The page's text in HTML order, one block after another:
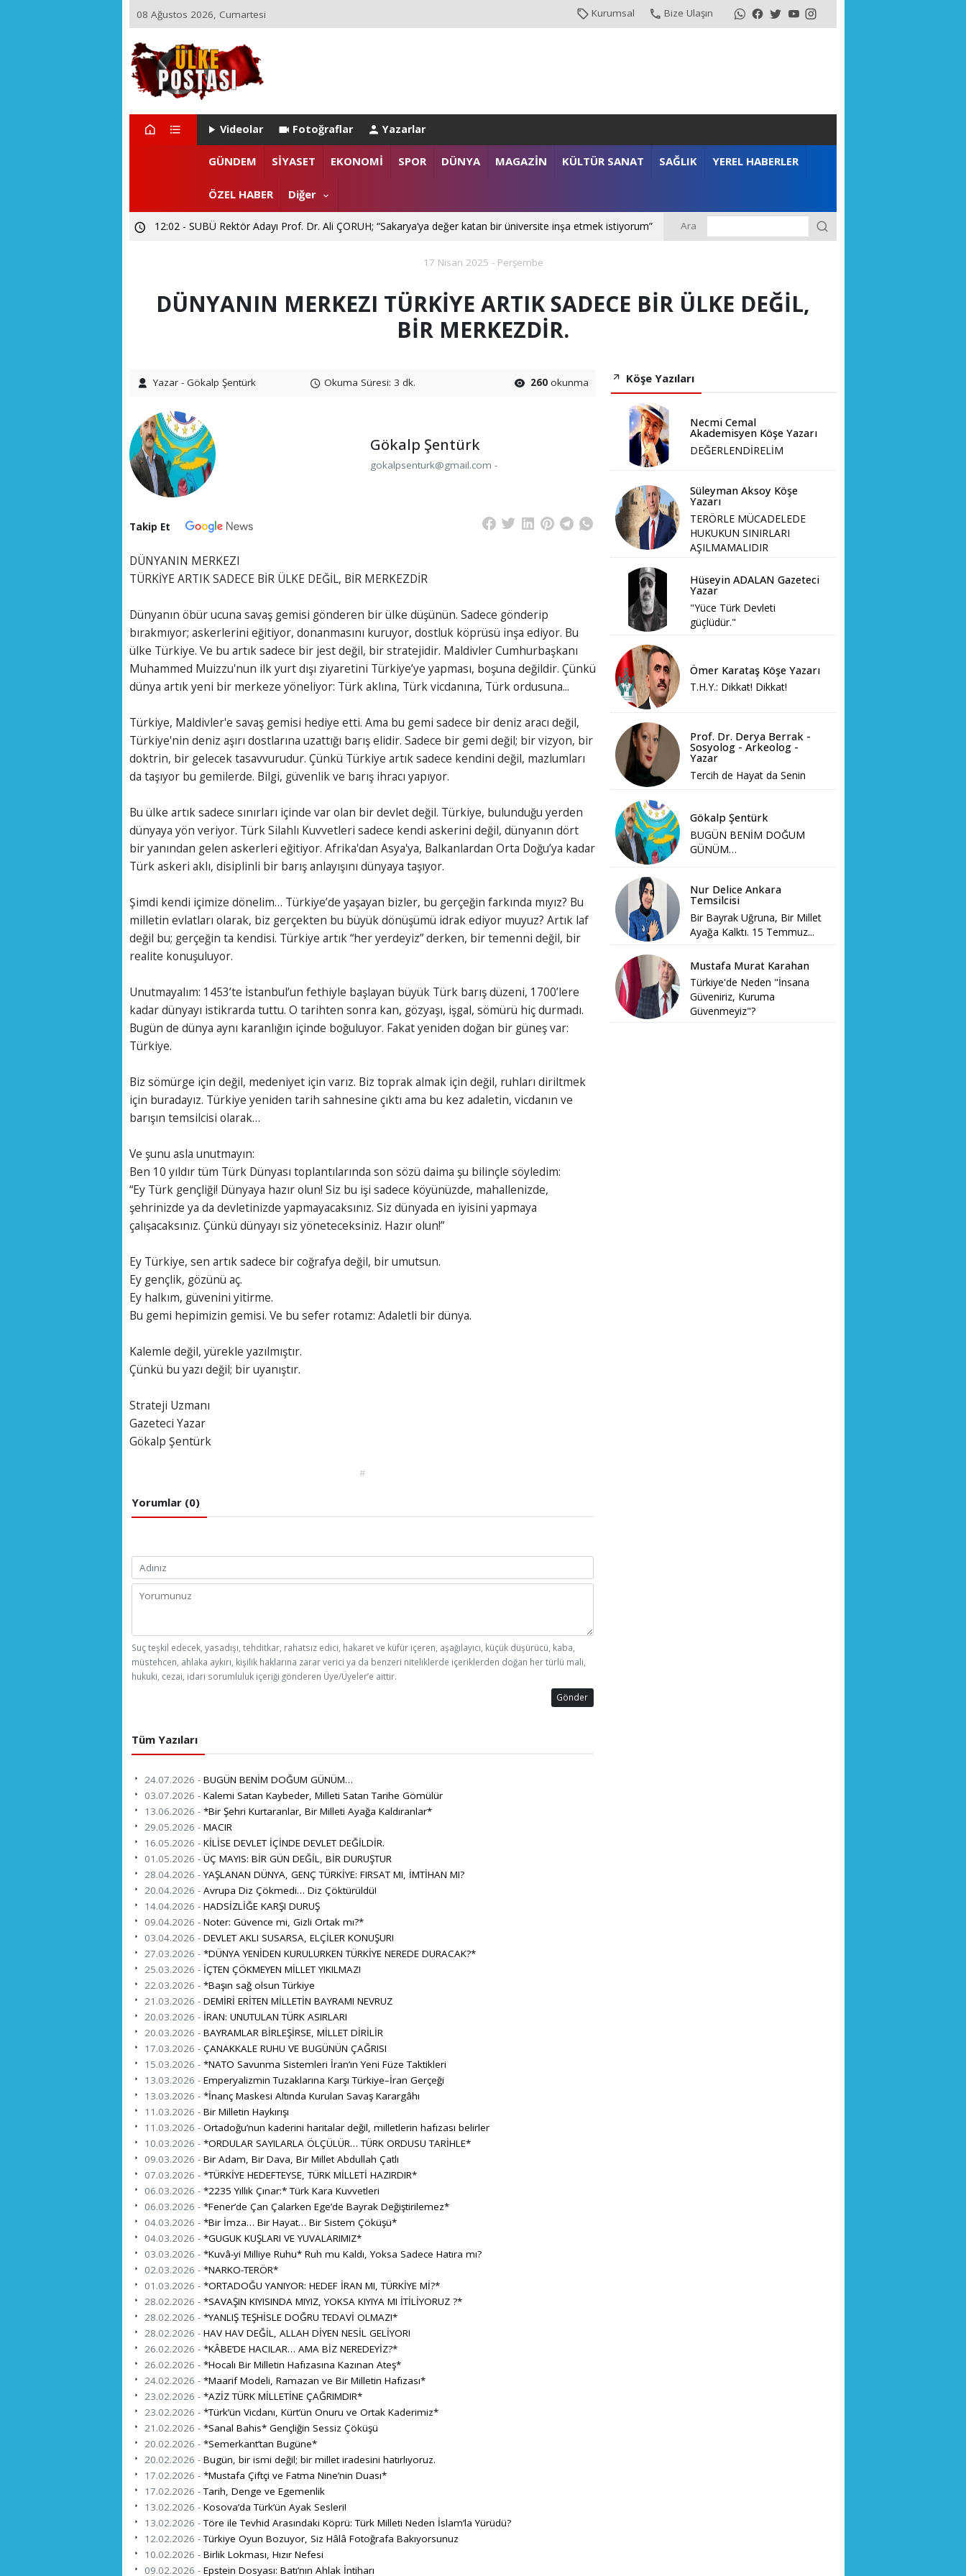
08 Ağustos 2026, Cumartesi Kurumsal Bize Ulaşın
Videolar Fotoğraflar Yazarlar
GÜNDEM SİYASET EKONOMİ SPOR DÜNYA MAGAZİN KÜLTÜR SANAT SAĞLIK YEREL HABERLER
ÖZEL HABER Diğer
22:29 - ZEYNEP ARI TETİK İSTANBUL EMNİYET MÜDÜRLÜĞÜ’NE ATANDI
12:02 - SUBÜ Rektör Adayı Prof. Dr. Ali ÇORUH; “Sakarya’ya değer katan bir üniversite inşa etmek istiyorum” Ara
17 Nisan 2025 - Perşembe
DÜNYANIN MERKEZI TÜRKİYE ARTIK SADECE BİR ÜLKE DEĞİL,
BİR MERKEZDİR.
Yazar - Gökalp Şentürk Okuma Süresi: 3 dk. 260 okunma
Gökalp Şentürk
gokalpsenturk@gmail.com -
Takip Et
DÜNYANIN MERKEZI
TÜRKİYE ARTIK SADECE BİR ÜLKE DEĞİL, BİR MERKEZDİR
Dünyanın öbür ucuna savaş gemisi gönderen bir ülke düşünün. Sadece gönderip
bırakmıyor; askerlerini eğitiyor, donanmasını kuruyor, dostluk köprüsü inşa ediyor. Bu
ülke Türkiye. Ve bu artık sadece bir jest değil, bir stratejidir. Maldivler Cumhurbaşkanı
Muhammed Muizzu'nun ilk yurt dışı ziyaretini Türkiye’ye yapması, boşuna değildir. Çünkü
dünya artık yeni bir merkeze yöneliyor: Türk aklına, Türk vicdanına, Türk ordusuna...
Türkiye, Maldivler'e savaş gemisi hediye etti. Ama bu gemi sadece bir deniz aracı değil,
Türkiye'nin deniz aşırı dostlarına uzattığı barış elidir. Sadece bir gemi değil; bir vizyon, bir
doktrin, bir gelecek tasavvurudur. Çünkü Türkiye artık sadece kendini değil, mazlumları
da taşıyor bu gemilerde. Bilgi, güvenlik ve barış ihracı yapıyor.
Bu ülke artık sadece sınırları içinde var olan bir devlet değil. Türkiye, bulunduğu yerden
dünyaya yön veriyor. Türk Silahlı Kuvvetleri sadece kendi askerini değil, dünyanın dört
bir yanından gelen askerleri eğitiyor. Afrika'dan Asya'ya, Balkanlardan Orta Doğu’ya kadar
Türk askeri aklı, disiplinli bir barış anlayışını dünyaya taşıyor.
Şimdi kendi içimize dönelim… Türkiye’de yaşayan bizler, bu gerçeğin farkında mıyız? Bu
milletin evlatları olarak, biz gerçekten bu büyük dönüşümü idrak ediyor muyuz? Artık laf
değil bu; gerçeğin ta kendisi. Türkiye artık “her yerdeyiz” derken, bir temenni değil, bir
realite konuşuluyor.
Unutmayalım: 1453’te İstanbul’un fethiyle başlayan büyük Türk barış düzeni, 1700’lere
kadar dünyayı istikrarda tuttu. O tarihten sonra kan, gözyaşı, işgal, sömürü hiç durmadı.
Bugün de dünya aynı karanlığın içinde boğuluyor. Fakat yeniden doğan bir güneş var:
Türkiye.
Biz sömürge için değil, medeniyet için varız. Biz toprak almak için değil, ruhları diriltmek
için buradayız. Türkiye yeniden tarih sahnesine çıktı ama bu kez adaletin, vicdanın ve
barışın temsilcisi olarak…
Ve şunu asla unutmayın:
Ben 10 yıldır tüm Türk Dünyası toplantılarında son sözü daima şu bilinçle söyledim:
“Ey Türk gençliği! Dünyaya hazır olun! Siz bu işi sadece köyünüzde, mahallenizde,
şehrinizde ya da devletinizde yapmayacaksınız. Siz dünyada en iyisini yapmaya
çalışacaksınız. Çünkü dünyayı siz yöneteceksiniz. Hazır olun!”
Ey Türkiye, sen artık sadece bir coğrafya değil, bir umutsun.
Ey gençlik, gözünü aç.
Ey halkım, güvenini yitirme.
Bu gemi hepimizin gemisi. Ve bu sefer rotamız: Adaletli bir dünya.
Kalemle değil, yürekle yazılmıştır.
Çünkü bu yazı değil; bir uyanıştır.
Strateji Uzmanı
Gazeteci Yazar
Gökalp Şentürk
#
Yorumlar (0)
Suç teşkil edecek, yasadışı, tehditkar, rahatsız edici, hakaret ve küfür içeren, aşağılayıcı, küçük düşürücü, kaba,
müstehcen, ahlaka aykırı, kişilik haklarına zarar verici ya da benzeri niteliklerde içeriklerden doğan her türlü mali,
hukuki, cezai, idari sorumluluk içeriği gönderen Üye/Üyeler’e aittir.
Gönder
Tüm Yazıları
24.07.2026 - BUGÜN BENİM DOĞUM GÜNÜM…
03.07.2026 - Kalemi Satan Kaybeder, Milleti Satan Tarihe Gömülür
13.06.2026 - *Bir Şehri Kurtaranlar, Bir Milleti Ayağa Kaldıranlar*
29.05.2026 - MACIR
16.05.2026 - KİLİSE DEVLET İÇİNDE DEVLET DEĞİLDİR.
01.05.2026 - ÜÇ MAYIS: BİR GÜN DEĞİL, BİR DURUŞTUR
28.04.2026 -YAŞLANAN DÜNYA, GENÇ TÜRKİYE: FIRSAT MI, İMTİHAN MI?
20.04.2026 - Avrupa Diz Çökmedi… Diz Çöktürüldü!
14.04.2026 - HADSİZLİĞE KARŞI DURUŞ
09.04.2026 - Noter: Güvence mi, Gizli Ortak mı?*
03.04.2026 - DEVLET AKLI SUSARSA, ELÇİLER KONUŞUR!
27.03.2026 - *DÜNYA YENİDEN KURULURKEN TÜRKİYE NEREDE DURACAK?*
25.03.2026 - İÇTEN ÇÖKMEYEN MİLLET YIKILMAZ!
22.03.2026 - *Başın sağ olsun Türkiye
21.03.2026 - DEMİRİ ERİTEN MİLLETİN BAYRAMI NEVRUZ
20.03.2026 - İRAN: UNUTULAN TÜRK ASIRLARI
20.03.2026 - BAYRAMLAR BİRLEŞİRSE, MİLLET DİRİLİR
17.03.2026 - ÇANAKKALE RUHU VE BUGÜNÜN ÇAĞRISI
15.03.2026 - *NATO Savunma Sistemleri İran’ın Yeni Füze Taktikleri
13.03.2026 - Emperyalizmin Tuzaklarına Karşı Türkiye–İran Gerçeği
13.03.2026 - *İnanç Maskesi Altında Kurulan Savaş Karargâhı
11.03.2026 - Bir Milletin Haykırışı
11.03.2026 - Ortadoğu’nun kaderini haritalar değil, milletlerin hafızası belirler
10.03.2026 - *ORDULAR SAYILARLA ÖLÇÜLÜR… TÜRK ORDUSU TARİHLE*
09.03.2026 - Bir Adam, Bir Dava, Bir Millet Abdullah Çatlı
07.03.2026 - *TÜRKİYE HEDEFTEYSE, TÜRK MİLLETİ HAZIRDIR*
06.03.2026 - *2235 Yıllık Çınar:* Türk Kara Kuvvetleri
06.03.2026 - *Fener’de Çan Çalarken Ege’de Bayrak Değiştirilemez*
04.03.2026 - *Bir İmza… Bir Hayat… Bir Sistem Çöküşü*
04.03.2026 - *GUGUK KUŞLARI VE YUVALARIMIZ*
03.03.2026 - *Kuvâ-yi Milliye Ruhu* Ruh mu Kaldı, Yoksa Sadece Hatıra mı?
02.03.2026 - *NARKO-TERÖR*
01.03.2026 - *ORTADOĞU YANIYOR: HEDEF İRAN MI, TÜRKİYE Mİ?*
28.02.2026 - *SAVAŞIN KIYISINDA MIYIZ, YOKSA KIYIYA MI İTİLİYORUZ ?*
28.02.2026 - *YANLIŞ TEŞHİSLE DOĞRU TEDAVİ OLMAZ!*
28.02.2026 - HAV HAV DEĞİL, ALLAH DİYEN NESİL GELİYOR!
26.02.2026 - *KÂBE’DE HACILAR… AMA BİZ NEREDEYİZ?*
26.02.2026 - *Hocalı Bir Milletin Hafızasına Kazınan Ateş*
24.02.2026 - *Maarif Modeli, Ramazan ve Bir Milletin Hafızası*
23.02.2026 - *AZİZ TÜRK MİLLETİNE ÇAĞRIMDIR*
23.02.2026 - *Türk’ün Vicdanı, Kürt’ün Onuru ve Ortak Kaderimiz*
21.02.2026 - *Sanal Bahis* Gençliğin Sessiz Çöküşü
20.02.2026 - *Semerkant’tan Bugüne*
20.02.2026 - Bugün, bir ismi değil; bir millet iradesini hatırlıyoruz.
17.02.2026 - *Mustafa Çiftçi ve Fatma Nine’nin Duası*
17.02.2026 -Tarih, Denge ve Egemenlik
13.02.2026 - Kosova’da Türk’ün Ayak Sesleri!
13.02.2026 -Töre ile Tevhid Arasındaki Köprü: Türk Milleti Neden İslam’la Yürüdü?
12.02.2026 -Türkiye Oyun Bozuyor, Siz Hâlâ Fotoğrafa Bakıyorsunuz
10.02.2026 - Birlik Lokması, Hızır Nefesi
09.02.2026 - Epstein Dosyası: Batı’nın Ahlak İntiharı
Köşe Yazıları
Necmi Cemal
Akademisyen Köşe Yazarı
DEĞERLENDİRELİM
Süleyman Aksoy Köşe
Yazarı
TERÖRLE MÜCADELEDE
HUKUKUN SINIRLARI
AŞILMAMALIDIR
Hüseyin ADALAN Gazeteci
Yazar
"Yüce Türk Devleti
güçlüdür."
Ömer Karataş Köşe Yazarı
T.H.Y.: Dikkat! Dikkat!
Prof. Dr. Derya Berrak -
Sosyolog - Arkeolog -
Yazar
Tercih de Hayat da Senin
Gökalp Şentürk
BUGÜN BENİM DOĞUM
GÜNÜM…
Nur Delice Ankara
Temsilcisi
Bir Bayrak Uğruna, Bir Millet
Ayağa Kalktı. 15 Temmuz...
Mustafa Murat Karahan
Türkiye'de Neden "İnsana
Güveniriz, Kuruma
Güvenmeyiz"?